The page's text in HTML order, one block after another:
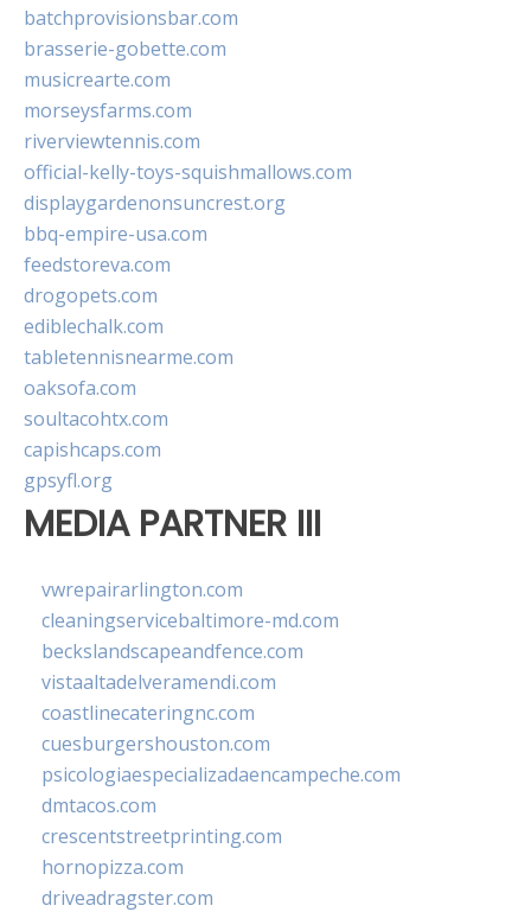
batchprovisionsbar.com
brasserie-gobette.com
musicrearte.com
morseysfarms.com
riverviewtennis.com
official-kelly-toys-squishmallows.com
displaygardenonsuncrest.org
bbq-empire-usa.com
feedstoreva.com
drogopets.com
ediblechalk.com
tabletennisnearme.com
oaksofa.com
soultacohtx.com
capishcaps.com
gpsyfl.org
MEDIA PARTNER III
vwrepairarlington.com
cleaningservicebaltimore-md.com
beckslandscapeandfence.com
vistaaltadelveramendi.com
coastlinecateringnc.com
cuesburgershouston.com
psicologiaespecializadaencampeche.com
dmtacos.com
crescentstreetprinting.com
hornopizza.com
driveadragster.com